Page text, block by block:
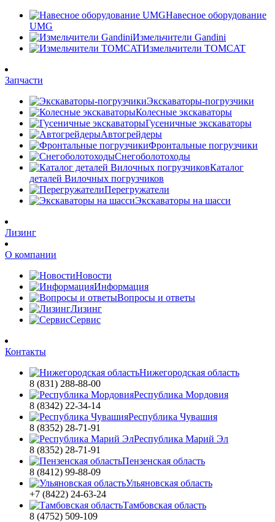
Навесное оборудование
UMG
Измельчители Gandini
Измельчители TOMCAT
Запчасти
Экскаваторы-погрузчики
Колесные экскаваторы
Гусеничные экскаваторы
Автогрейдеры
Фронтальные погрузчики
Снегоболотоходы
Каталог
деталей Вилочных погрузчиков
Перегружатели
Экскаваторы на шасси
Лизинг
О компании
Новости
Информация
Вопросы и ответы
Лизинг
Сервис
Контакты
Нижегородская область
8 (831) 288-88-00
Республика Мордовия
8 (8342) 22-34-14
Республика Чувашия
8 (8352) 28-71-91
Республика Марий Эл
8 (8352) 28-71-91
Пензенская область
8 (8412) 99-88-09
Ульяновская область
+7 (8422) 24-63-24
Тамбовская область
8 (4752) 509-109